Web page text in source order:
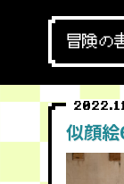
冒険の
似顔